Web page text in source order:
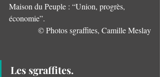
Maison du Peuple : “Union, progrès,
économie”.
© Photos sgraffites, Camille Meslay
Les sgraffites.